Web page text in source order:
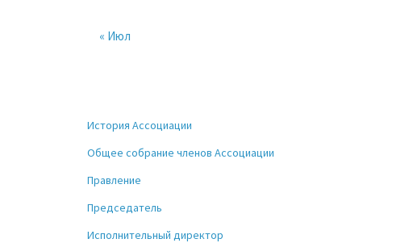
« Июл
История Ассоциации
Общее собрание членов Ассоциации
Правление
Председатель
Исполнительный директор